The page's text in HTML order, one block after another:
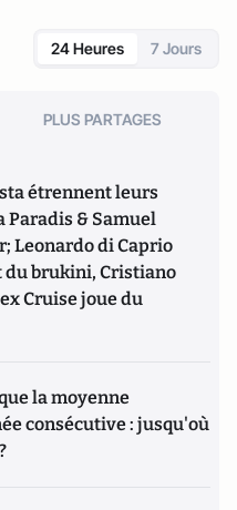
24 Heures 7 Jours
PLUS PARTAGES
étrennent leurs
Paradis & Samuel
Leonardo di Caprio
du brukini, Cristiano
Cruise joue du
la moyenne
consécutive : jusqu'où